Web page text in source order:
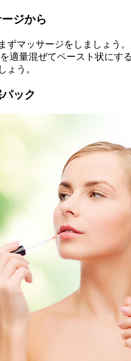
ジから
ずマッサージをしましょう
適量混ぜてペースト状に
ょう。
ック